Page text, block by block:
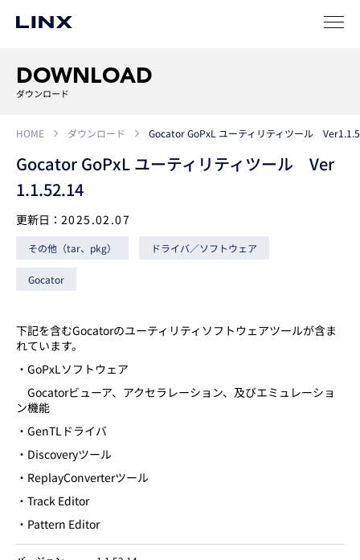
ソリューション
SIパートナー
サポート
DOWNLOAD
ダウンロード
HOME ダウンロード Gocator GoPxL ユーティリティツール
Gocator GoPxL ユーティリティツール Ver
1.1.52.14
更新日： 2025.02.07
その他（tar、pkg） ドライバ／ソフトウェア
Gocator
下記を含むGocatorのユーティリティソフトウェアツールが含ま
れています。
・GoPxLソフトウェア
Gocatorビューア、アクセラレーション、及びエミュレーショ
ン機能
・GenTLドライバ
・Discoveryツール
・ReplayConverterツール
・Track Editor
・Pattern Editor